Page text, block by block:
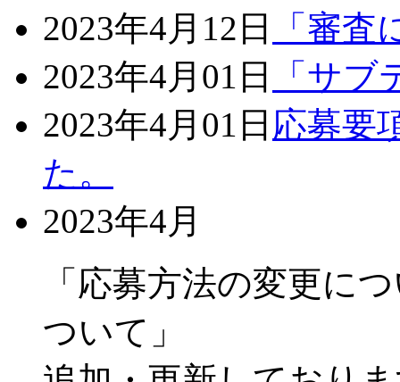
2023年4月12日
「審
2023年4月01日
「サ
2023年4月01日 応募要
た。
2023年4月
「応募方法の変更に
ついて」